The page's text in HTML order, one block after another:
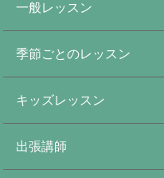
一般レッスン
季節ごとのレッスン
キッズレッスン
出張講師